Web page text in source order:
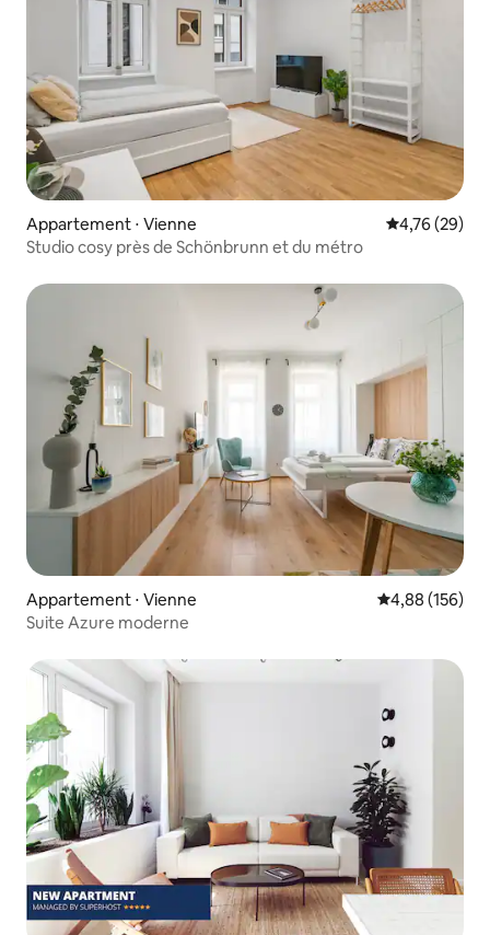
Appartement ⋅ Vienne Évaluation
4,76 (29)
Studio cosy près de Schönbrunn et du métro
Appartement ⋅ Vienne Évaluation
4,88 (156)
Suite Azure moderne